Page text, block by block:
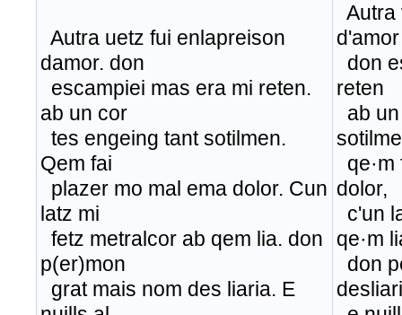
Autra uetz fui enlapreison
damor. don
escampiei mas era mi reten.
ab un cor
tes engeing tant sotilmen.
Qem fai
plazer mo mal ema dolor. Cun
latz mi
fetz metralcor ab qem lia. don
p(er)mon
grat mais nom des liaria. E
Autra
d'amor
don
reten
ab
dolor,
c'un
qe·m
don